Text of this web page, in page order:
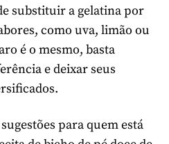
substituir a gelatina por
como uva, limão ou
é o mesmo, basta
e deixar seus
para quem está